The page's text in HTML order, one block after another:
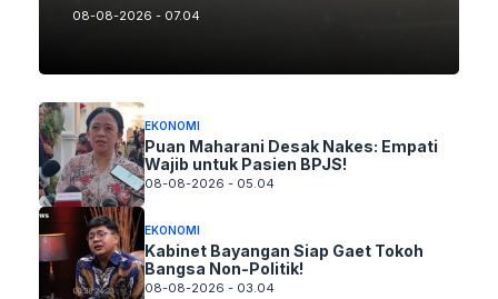
08-08-2026 - 07.04
EKONOMI
Puan Maharani Desak Nakes: Empati
Wajib untuk Pasien BPJS!
08-08-2026 - 05.04
EKONOMI
Kabinet Bayangan Siap Gaet Tokoh
Bangsa Non-Politik!
08-08-2026 - 03.04